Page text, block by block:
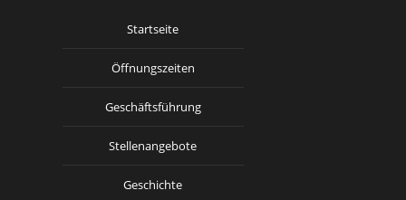
Startseite
Öffnungszeiten
Geschäftsführung
Stellenangebote
Geschichte